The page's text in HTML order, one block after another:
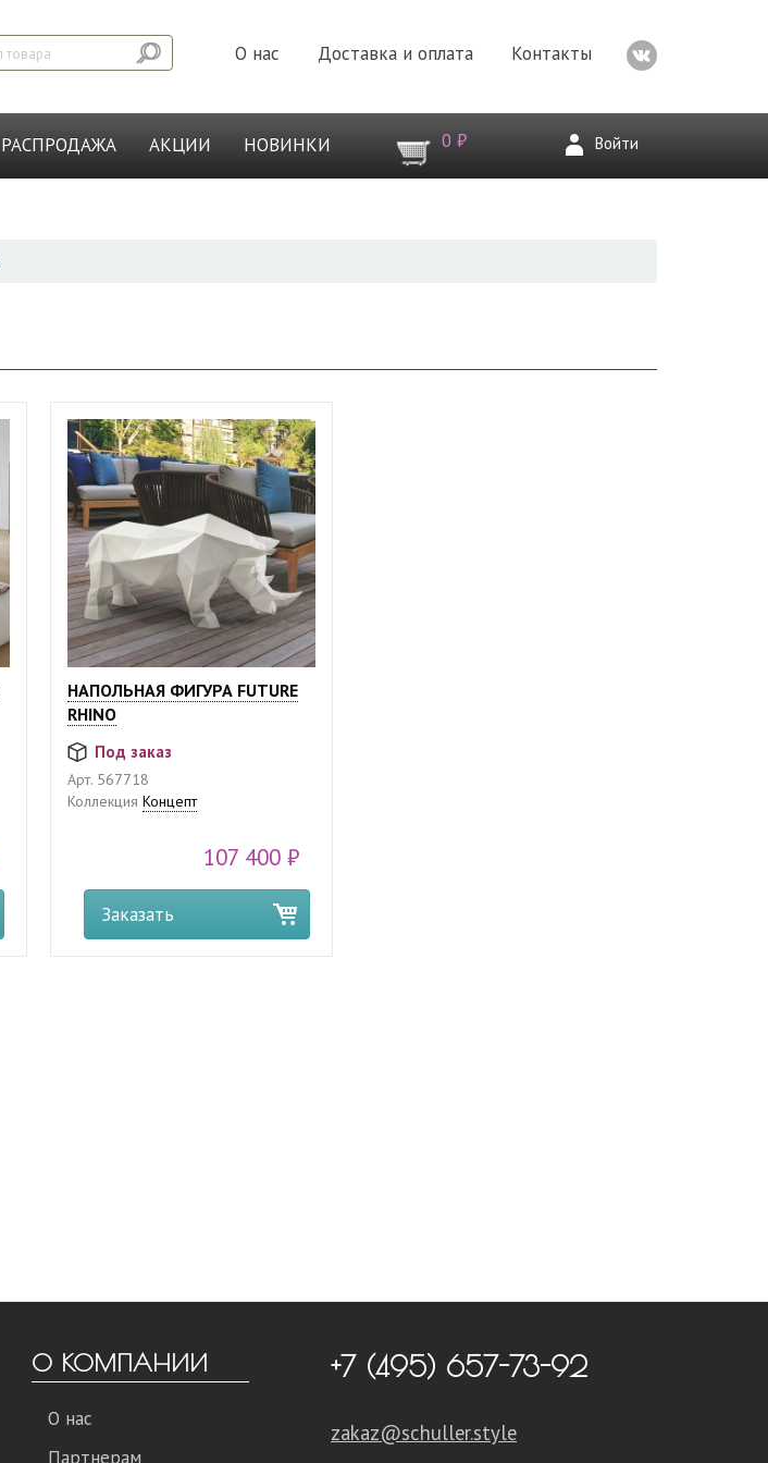
О нас Доставка и оплата Контакты
РАСПРОДАЖА АКЦИИ НОВИНКИ 0 ₽ Войти
НАПОЛЬНАЯ ФИГУРА FUTURE
RHINO
Под заказ
Арт.567718
Коллекция Концепт
107 400 ₽
Заказать
О КОМПАНИИ
О нас
Партнерам
+7 (495) 657-73-92
zakaz@schuller.style